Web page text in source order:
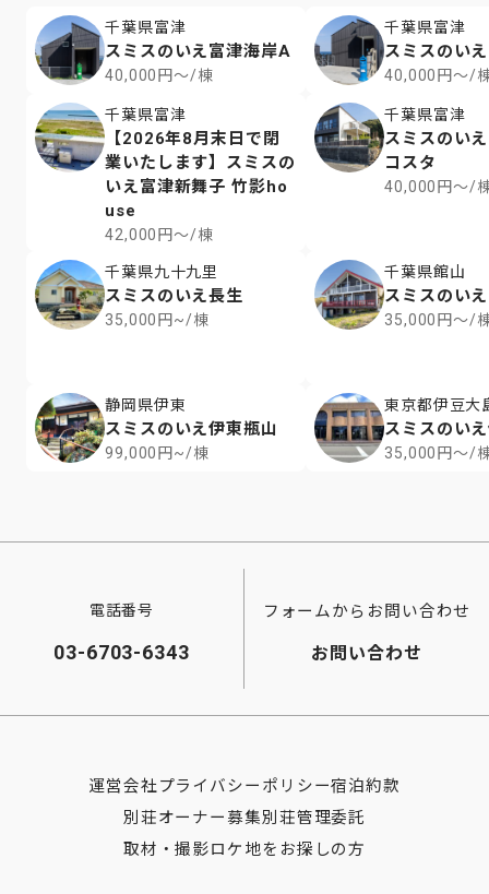
千葉県富津
スミスのいえ富津海岸A
40,000円～/棟
千葉県富津
スミスのい
40,000円～/
千葉県富津
【2026年8月末日で閉
業いたします】スミスの
いえ富津新舞子 竹影ho
use
42,000円～/棟
千葉県富津
スミスのい
コスタ
40,000円～/
千葉県九十九里
スミスのいえ長生
35,000円~/棟
千葉県館山
スミスのい
35,000円～/
静岡県伊東
スミスのいえ伊東瓶山
99,000円~/棟
東京都伊豆大
スミスのい
35,000円～/
電話番号
03-6703-6343
フォームからお問い合わせ
お問い合わせ
運営会社プライバシーポリシー宿泊約款
別荘オーナー募集別荘管理委託
取材・撮影ロケ地をお探しの方